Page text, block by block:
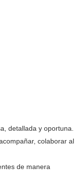
detallada y oportuna.
colaborar al
de manera